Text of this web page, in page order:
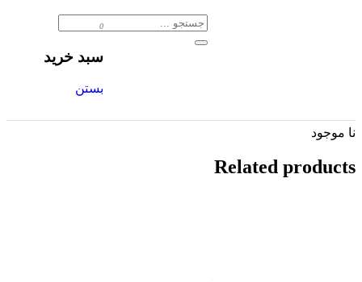
0
سبد خرید
بستن
نا موجود
Related products